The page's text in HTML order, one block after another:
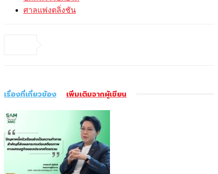
ศาลแพ่งตลิ่งชัน
เรื่องที่เกี่ยวข้อง เพิ่มเติมจากผู้เขียน